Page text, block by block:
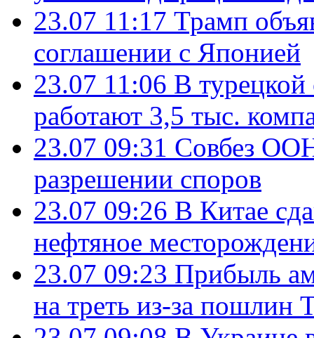
23.07 11:17 Трамп
соглашении с Японией
23.07 11:06 В
работают 3,5 тыс.
23.07 09:31 Совбез
разрешении споров
23.07 09:26 В Китае
нефтяное
23.07 09:23 Прибыль
на треть из-за пошлин